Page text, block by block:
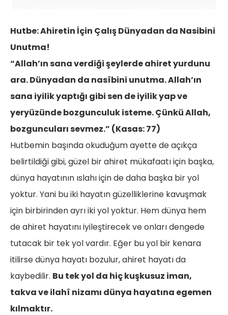
Hutbe: Ahiretin İçin Çalış Dünyadan da Nasibini
Unutma!
“Allah’ın sana verdiği şeylerde ahiret yurdunu
ara. Dünyadan da nasîbini unutma. Allah’ın
sana iyilik yaptığı gibi sen de iyilik yap ve
yeryüzünde bozgunculuk isteme. Çünkü Allah,
bozguncuları sevmez.” (Kasas: 77)
Hutbemin başında okuduğum ayette de açıkça
belirtildiği gibi, güzel bir ahiret mükafaatı için başka,
dünya hayatının ıslahı için de daha başka bir yol
yoktur. Yani bu iki hayatın güzelliklerine kavuşmak
için birbirinden ayrı iki yol yoktur. Hem dünya hem
de ahiret hayatını iyileştirecek ve onları dengede
tutacak bir tek yol vardır. Eğer bu yol bir kenara
itilirse dünya hayatı bozulur, ahiret hayatı da
kaybedilir. Bu tek yol da hiç kuşkusuz iman,
takva ve ilahî nizamı dünya hayatına egemen
kılmaktır.